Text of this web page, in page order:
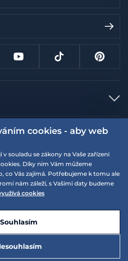
klubu
údajů
09:00, Pá
zajišťujeSIMPLIA.cz
cookies - aby web
souladu se zákony na Vaše zařízení
Díky nim Vám můžeme
co Vás zajímá. Potřebujeme k tomu ale
nám záleží, s Vašimi daty budeme
cookies
Souhlasím